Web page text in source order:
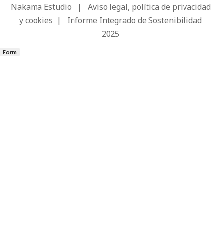
Nakama Estudio | Aviso legal, política de privacidad
y cookies | Informe Integrado de Sostenibilidad
2025
Form